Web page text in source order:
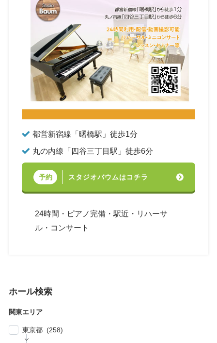
都営新宿線「曙橋駅」徒歩1分
丸の内線「四谷三丁目駅」徒歩6分
予約 スタジオバウムはコチラ
24時間・ピアノ完備・駅近・リハーサ
ル・コンサート
ホール検索
関東エリア
東京都 (258)